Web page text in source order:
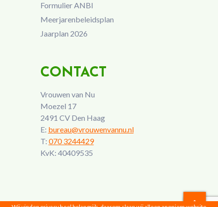
Formulier ANBI
Meerjarenbeleidsplan
Jaarplan 2026
CONTACT
Vrouwen van Nu
Moezel 17
2491 CV Den Haag
E: bureau@vrouwenvannu.nl
T: 070 3244429
KvK: 40409535